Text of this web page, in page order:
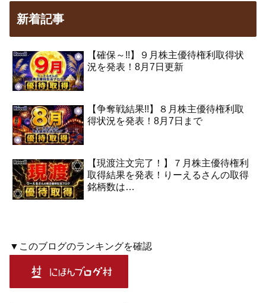
新着記事
【確保～!!】９月株主優待権利取得状
況を発表！8月7日更新
【争奪戦結果!!】８月株主優待権利取
得状況を発表！8月7日まで
【現渡注文完了！】７月株主優待権利
取得結果を発表！りーえるさんの取得
銘柄数は…
▼このブログのランキングを確認